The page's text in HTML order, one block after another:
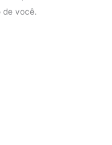
de você.